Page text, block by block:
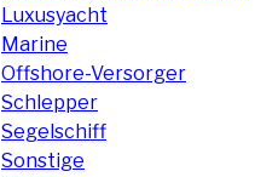
Luxusyacht
Marine
Offshore-Versorger
Schlepper
Segelschiff
Sonstige